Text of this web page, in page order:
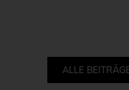
ALLE